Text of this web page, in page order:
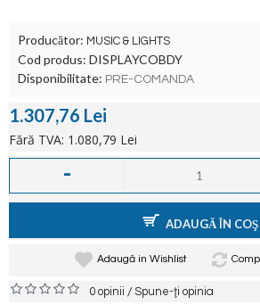
Producător: MUSIC & LIGHTS
Cod produs: DISPLAYCOBDY
Disponibilitate: PRE-COMANDA
1.307,76 Lei
Fără TVA: 1.080,79 Lei
-
ADAUGĂ ÎN COŞ
Adaugă in Wishlist
0 opinii /Spune-ţi opinia